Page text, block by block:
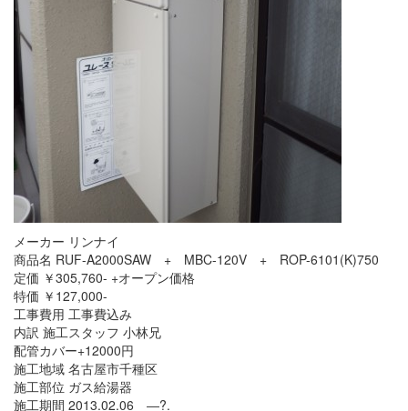
メーカー リンナイ
商品名 RUF-A2000SAW + MBC-120V + ROP-6101(K)750
定価 ￥305,760- +オープン価格
特価 ￥127,000-
工事費用 工事費込み
内訳 施工スタッフ 小林兄
配管カバー+12000円
施工地域 名古屋市千種区
施工部位 ガス給湯器
施工期間 2013.02.06 ―?.